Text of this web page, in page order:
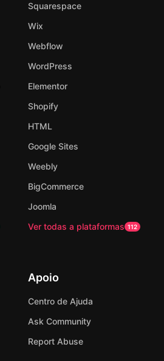
Squarespace
Wix
Webflow
WordPress
Elementor
Shopify
HTML
Google Sites
Weebly
BigCommerce
Joomla
Ver todas a plataformas 112
Apoio
Centro de Ajuda
Ask Community
Report Abuse